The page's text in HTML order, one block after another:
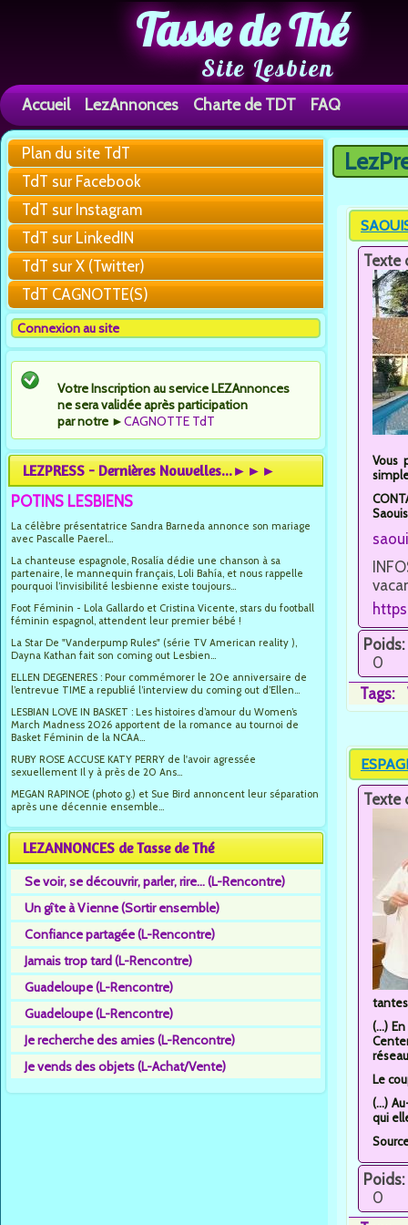
Tasse de Thé
Site Lesbien
Accueil LezAnnonces Charte de TDT FAQ
Plan du site TdT
TdT sur Facebook
TdT sur Instagram
TdT sur LinkedIN
TdT sur X (Twitter)
TdT CAGNOTTE(S)
Connexion au site
Votre Inscription au service LEZAnnonces
ne sera validée après participation
par notre ►CAGNOTTE TdT
LEZPRESS - Dernières Nouvelles...►►►
POTINS LESBIENS
La célèbre présentatrice Sandra Barneda annonce son mariage
avec Pascalle Paerel...
La chanteuse espagnole, Rosalía dédie une chanson à sa
partenaire, le mannequin français, Loli Bahía, et nous rappelle
pourquoi l’invisibilité lesbienne existe toujours...
Foot Féminin - Lola Gallardo et Cristina Vicente, stars du football
féminin espagnol, attendent leur premier bébé !
La Star De "Vanderpump Rules" (série TV American reality ),
Dayna Kathan fait son coming out Lesbien...
ELLEN DEGENERES : Pour commémorer le 20e anniversaire de
l’entrevue TIME a republié l’interview du coming out d’Ellen...
LESBIAN LOVE IN BASKET : Les histoires d’amour du Women’s
March Madness 2026 apportent de la romance au tournoi de
Basket Féminin de la NCAA...
RUBY ROSE ACCUSE KATY PERRY de l'avoir agressée
sexuellement Il y à près de 20 Ans...
MEGAN RAPINOE (photo g.) et Sue Bird annoncent leur séparation
après une décennie ensemble...
LEZANNONCES de Tasse de Thé
Se voir, se découvrir, parler, rire... (L-Rencontre)
Un gîte à Vienne (Sortir ensemble)
Confiance partagée (L-Rencontre)
Jamais trop tard (L-Rencontre)
Guadeloupe (L-Rencontre)
Guadeloupe (L-Rencontre)
Je recherche des amies (L-Rencontre)
Je vends des objets (L-Achat/Vente)
Vous
Texte
Vous
Poids:
0
Tags:
Texte
(...)
Le
(...)
qui
Poids:
0